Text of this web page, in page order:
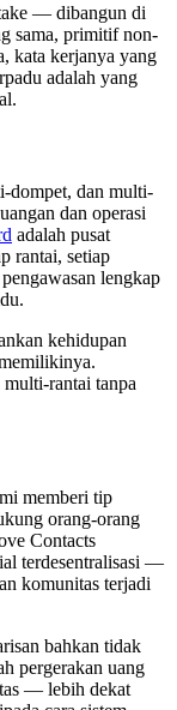
— dibangun di
sama, primitif non-
kata kerjanya yang
adalah yang
dompet, dan multi-
dan operasi
adalah pusat
rantai, setiap
lengkap
kehidupan
rantai tanpa
memberi tip
orang-orang
Contacts
terdesentralisasi —
komunitas terjadi
bahkan tidak
pergerakan uang
— lebih dekat